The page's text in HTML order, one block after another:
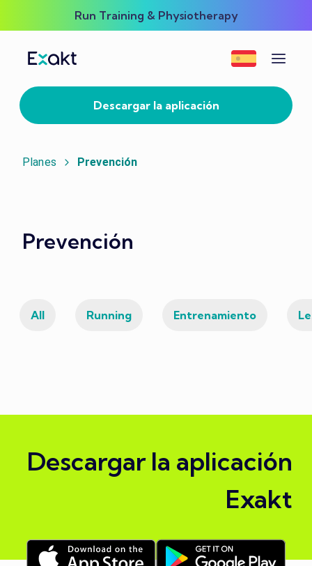
Run Training & Physiotherapy
Descargar la aplicación
Planes Prevención
Prevención
All Running Entrenamiento
Descargar la aplicación
Exakt